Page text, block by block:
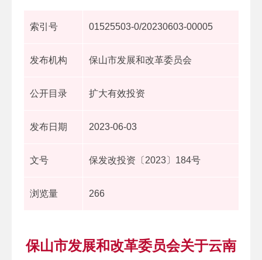
索引号 01525503-0/20230603-00005
发布机构 保山市发展和改革委员会
公开目录 扩大有效投资
发布日期 2023-06-03
文号 保发改投资〔2023〕184号
浏览量 266
保山市发展和改革委员会关于云南